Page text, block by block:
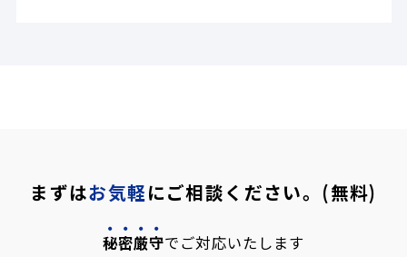
まずはお気軽にご相談ください。(無料)
秘密厳守でご対応いたします